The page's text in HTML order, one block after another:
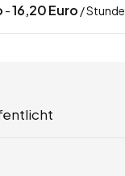
-16,20Euro / Stunde